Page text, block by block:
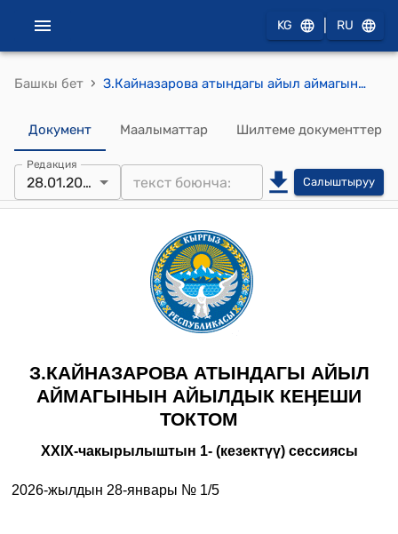
KG RU
Башкы бет › З.Кайназарова атындагы айыл аймагынын айылдык кеңешинин 2026-жылдын 28-январындагы № 1/5 “Достук” Муниципалдык ишкананын жалпы штаттык бирдигин бекитүү жѳнүндѳ" токтому
Документ Маалыматтар Шилтеме документтер
Редакция
28.01.2026 Салыштыруу